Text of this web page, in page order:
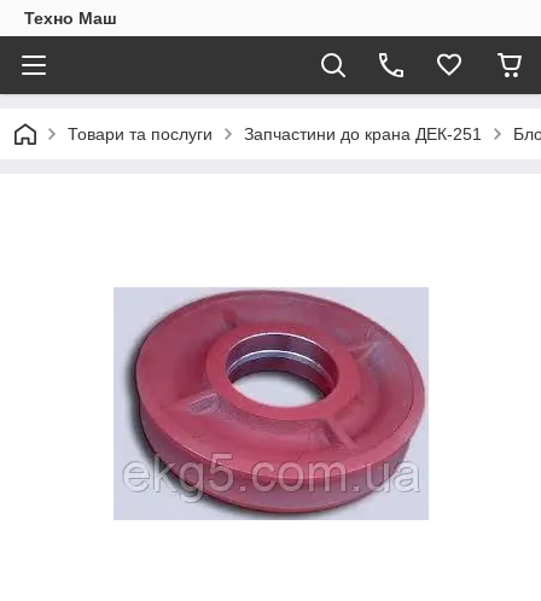
Техно Маш
Товари та послуги Запчастини до крана ДЕК-251